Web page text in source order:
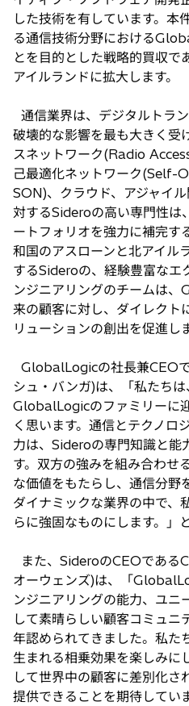
く
した技術を有しています。本
る通信技術分野における
とを目的とした戦略的買収で
アイルランドに拡大します。
通信業界は、デジタルトラ
破壊的な影響を最も大きく受
スネットワーク(Radio
己最適化ネットワーク
SON)、クラウド、アジャイ
対するSideroの高い専門性
ートフォリオを強力に補完す
和国のアスローンと北アイル
するSideroの、経験豊富なエ
ンジニアリングのチームは
来の顧客に対し、ダイレクト
リューションの創出を促進しま
GlobalLogicの社長兼CEO
シュ・バンガ)は、「私たち
GlobalLogicのファミリーに
く思います。通信とテクノロ
力は、Sideroの専門知識と能
す。双方の強みを組み合わせ
な価値をもたらし、通信分野
ダイナミックな業界の中で、
らに強固なものにします。」
また、SideroのCEOである
オーウェンズ)は、「
ンジニアリングの能力、ユニ
して素晴らしい顧客コミュニ
年認められてきました。私た
生まれる相乗効果を楽しみに
して世界中の顧客に差別化さ
提供できることを期待してい